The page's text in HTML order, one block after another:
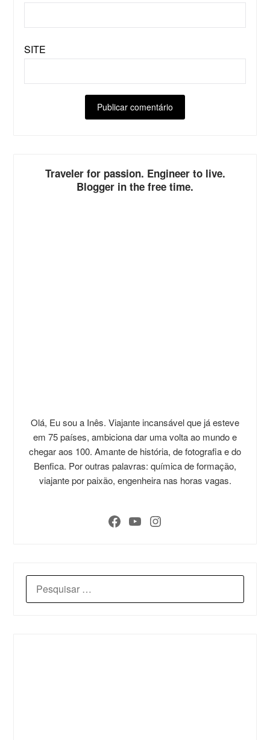
SITE
Traveler for passion. Engineer to live.
Blogger in the free time.
Olá, Eu sou a Inês. Viajante incansável que já esteve
em 75 países, ambiciona dar uma volta ao mundo e
chegar aos 100. Amante de história, de fotografia e do
Benfica. Por outras palavras: química de formação,
viajante por paixão, engenheira nas horas vagas.